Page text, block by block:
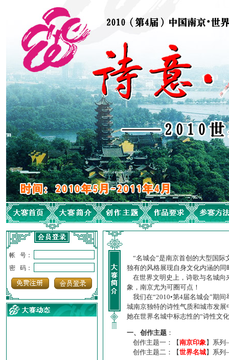
帐 号：
密 码：
“名城会”是南京首创的大型国际
独有的风格展现自身文化内涵的
在世界文明史上，诗歌与名城向
象，南京尤为可圈可点！
我们在“2010•第4届名城会”期
城南京独特的诗性气质和城市发
她在世界名城中标志性的“诗性文
一、创作主题 ：
创作主题一：【南京印象】系
创作主题二：【世界名城】系